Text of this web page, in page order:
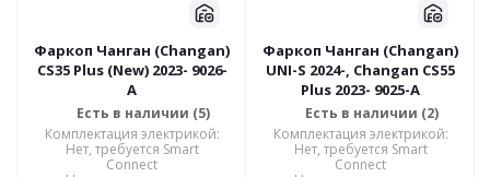
Фаркоп Чанган (Changan)
CS35 Plus (New) 2023- 9026-
A
Есть в наличии (5)
Комплектация электрикой:
Нет, требуется Smart
Connect
Фаркоп Чанган (Changan)
UNI-S 2024-, Changan CS55
Plus 2023- 9025-A
Есть в наличии (2)
Комплектация электрикой:
Нет, требуется Smart
Connect